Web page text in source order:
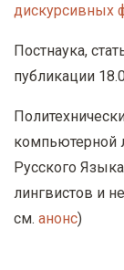
дискурсивных
Постнаука,
публикации
компьютерной
Русского
лингвистов и
см. анонс)